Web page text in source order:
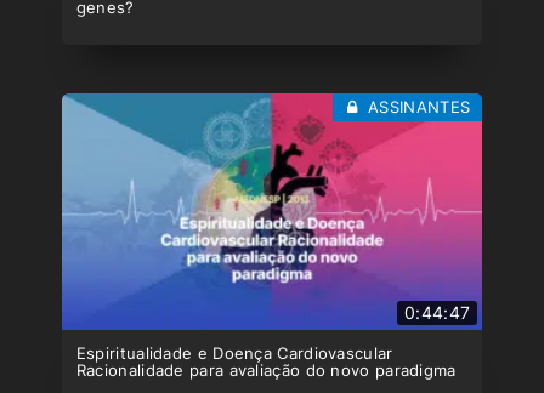
genes?
0:44:47
Espiritualidade e Doença Cardiovascular
Racionalidade para avaliação do novo paradigma
ASSINANTES